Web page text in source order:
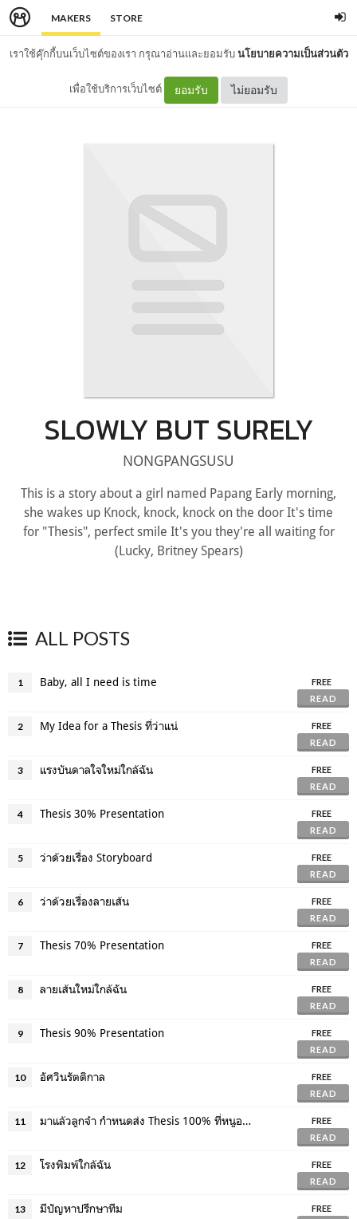
MAKERS STORE
เราใช้คุ๊กกี้บนเว็บไซต์ของเรา กรุณาอ่านและยอมรับนโยบายความเป็นส่วนตัว
เพื่อใช้บริการเว็บไซต์ ยอมรับ ไม่ยอมรับ
SLOWLY BUT SURELY
NONGPANGSUSU
This is a story about a girl named Papang Early morning,
she wakes up Knock, knock, knock on the door It's time
for "Thesis", perfect smile It's you they're all waiting for
(Lucky, Britney Spears)
ALL POSTS
1 Baby, all I need is time
FREE
READ
2 My Idea for a Thesis ที่ว่าแน่
FREE
READ
3 แรงบันดาลใจใหม่ใกล้ฉัน
FREE
READ
4 Thesis 30% Presentation
FREE
READ
5 ว่าด้วยเรื่อง Storyboard
FREE
READ
6 ว่าด้วยเรื่องลายเส้น
FREE
READ
7 Thesis 70% Presentation
FREE
READ
8 ลายเส้นใหม่ใกล้ฉัน
FREE
READ
9 Thesis 90% Presentation
FREE
READ
10 อัศวินรัตติกาล
FREE
READ
11 มาแล้วลูกจ๋า กำหนดส่ง Thesis 100% ที่หนูอยากได้
FREE
READ
12 โรงพิมพ์ใกล้ฉัน
FREE
READ
13 มีปัญหาปรึกษาทีม
FREE